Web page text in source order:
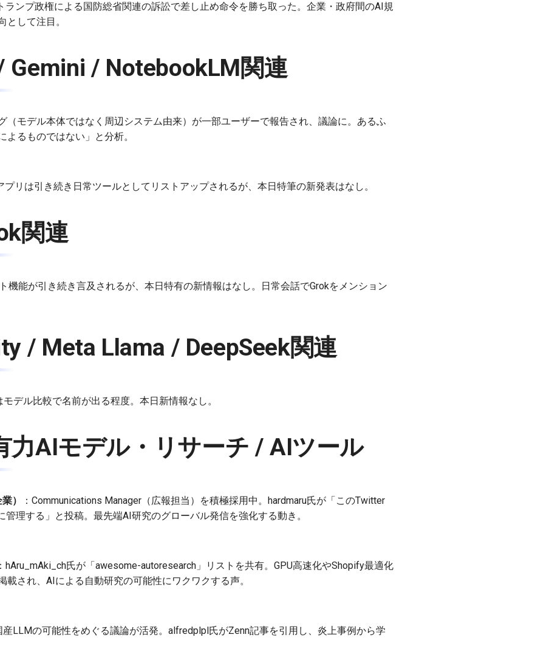
ランプ政権による国防総省関連の訴訟で差し止め命令を勝ち取った。企業・政府間のAI規
として注目。
Gemini / NotebookLM関連
（モデル本体ではなく周辺システム由来）が一部ユーザーで報告され、議論に。あるふ
よるものではない」と分析。
プリは引き続き日常ツールとしてリストアップされるが、本日特筆の新発表はなし。
関連
機能が引き続き言及されるが、本日特有の新情報はなし。日常会話でGrokをメンション
/ Meta Llama / DeepSeek関連
デル比較で名前が出る程度。本日新情報なし。
力AIモデル・リサーチ / AIツール
）
：Communications Manager（広報担当）を積極採用中。hardmaru氏が「このTwitter
管理する」と投稿。最先端AI研究のグローバル発信を強化する動き。
hAru_mAki_ch氏が「awesome-autoresearch」リストを共有。GPU高速化やShopify最適化
載され、AIによる自動研究の可能性にワクワクする声。
産LLMの可能性をめぐる議論が活発。alfredplpl氏がZenn記事を引用し、炎上事例から学